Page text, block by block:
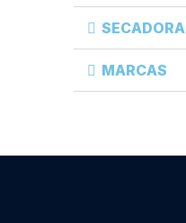
SECADORA
MARCAS